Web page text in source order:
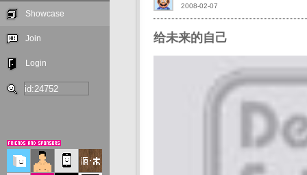
Showcase
Join
Login
给未来的自己
2008-02-07